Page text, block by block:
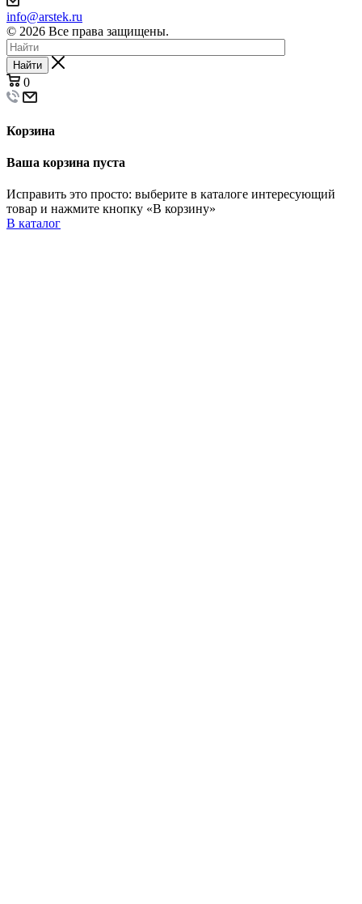
info@arstek.ru
© 2026 Все права защищены.
Найти
0
Корзина
Ваша корзина пуста
Исправить это просто: выберите в каталоге интересующий
товар и нажмите кнопку «В корзину»
В каталог